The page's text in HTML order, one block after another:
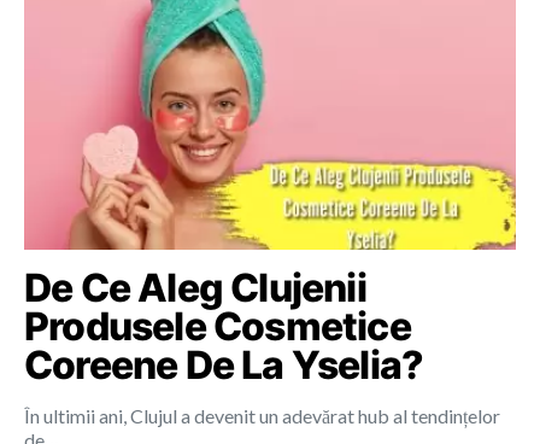
De Ce Aleg Clujenii
Produsele Cosmetice
Coreene De La Yselia?
În ultimii ani, Clujul a devenit un adevărat hub al tendințelor